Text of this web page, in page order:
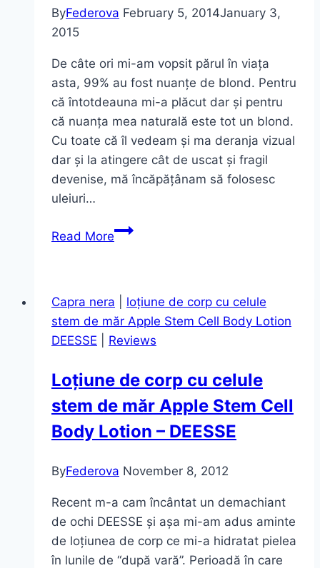
ByFederova February 5, 2014January 3,
2015
De câte ori mi-am vopsit părul în viața
asta, 99% au fost nuanțe de blond. Pentru
că întotdeauna mi-a plăcut dar și pentru
că nuanța mea naturală este tot un blond.
Cu toate că îl vedeam și ma deranja vizual
dar și la atingere cât de uscat și fragil
devenise, mă încăpățânam să folosesc
uleiuri…
Read MoreElixir
recent
–
Luxe
de
la
Wella
Professional
Capra nera
loțiune de corp cu celule
stem de măr Apple Stem Cell Body Lotion
DEESSE
Reviews
Loțiune de corp cu celule
stem de măr Apple Stem Cell
Body Lotion – DEESSE
ByFederova November 8, 2012
Recent m-a cam încântat un demachiant
de ochi DEESSE și așa mi-am adus aminte
de loțiunea de corp ce mi-a hidratat pielea
în lunile de “după vară”. Perioadă în care